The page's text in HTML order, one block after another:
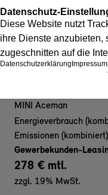
MINI Aceman
Energieverbrauch
Emissionen
Gewerbekunden-
278 € mtl.
zzgl. 19% MwSt.